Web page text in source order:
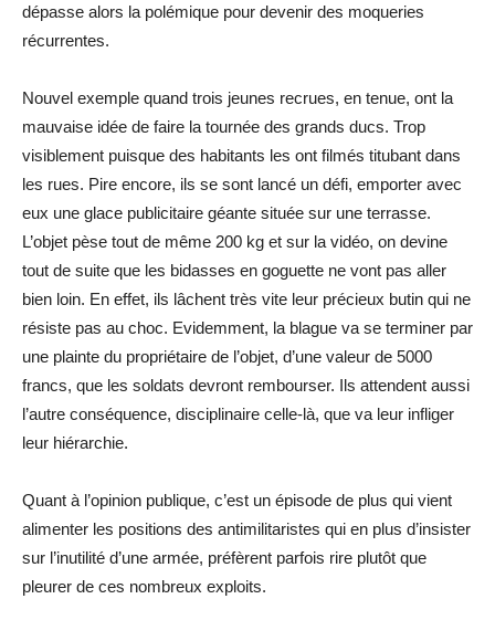
dépasse alors la polémique pour devenir des moqueries
récurrentes.
Nouvel exemple quand trois jeunes recrues, en tenue, ont la
mauvaise idée de faire la tournée des grands ducs. Trop
visiblement puisque des habitants les ont filmés titubant dans
les rues. Pire encore, ils se sont lancé un défi, emporter avec
eux une glace publicitaire géante située sur une terrasse.
L’objet pèse tout de même 200 kg et sur la vidéo, on devine
tout de suite que les bidasses en goguette ne vont pas aller
bien loin. En effet, ils lâchent très vite leur précieux butin qui ne
résiste pas au choc. Evidemment, la blague va se terminer par
une plainte du propriétaire de l’objet, d’une valeur de 5000
francs, que les soldats devront rembourser. Ils attendent aussi
l’autre conséquence, disciplinaire celle-là, que va leur infliger
leur hiérarchie.
Quant à l’opinion publique, c’est un épisode de plus qui vient
alimenter les positions des antimilitaristes qui en plus d’insister
sur l’inutilité d’une armée, préfèrent parfois rire plutôt que
pleurer de ces nombreux exploits.